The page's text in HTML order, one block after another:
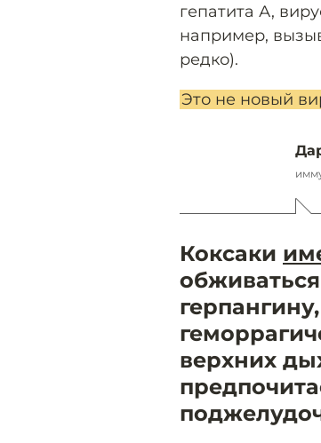
гепатита А,
например,
редко).
Это не новый
Коксаки
верхних